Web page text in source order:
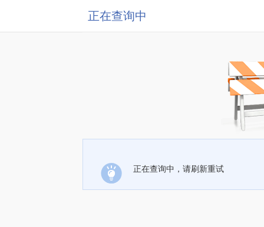
正在查询中
正在查询中，请刷新重试